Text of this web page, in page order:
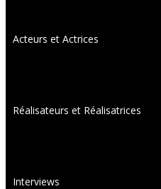
Acteurs et Actrices
Réalisateurs et Réalisatrices
Interviews